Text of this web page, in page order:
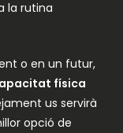
la rutina
o en un futur,
física
us servirà
opció de